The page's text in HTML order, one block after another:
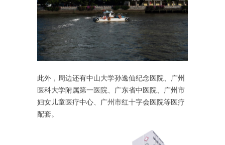
此外，周边还有中山大学孙逸仙纪念医院、广州
医科大学附属第一医院、广东省中医院、广州市
妇女儿童医疗中心、广州市红十字会医院等医疗
配套。